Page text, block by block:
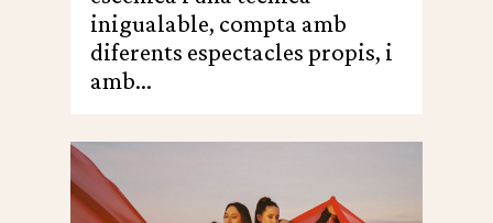
inigualable, compta amb
diferents espectacles propis, i
amb...